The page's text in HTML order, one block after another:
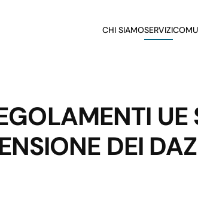
CHI SIAMOSERVIZI
DEI